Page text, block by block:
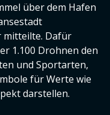
über dem Hafen
mitteilte. Dafür
1.100 Drohnen den
und Sportarten,
für Werte wie
darstellen.